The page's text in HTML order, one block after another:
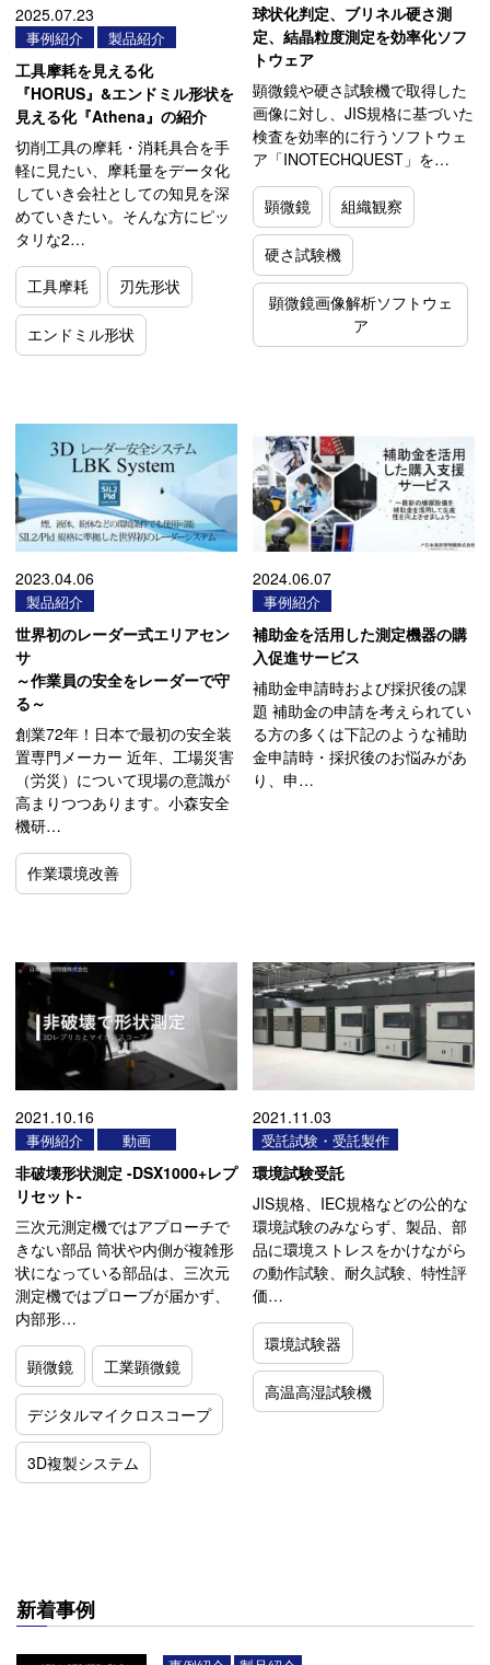
2025.07.23
事例紹介 製品紹介
工具摩耗を見える化
『HORUS』&エンドミル形状を
見える化『Athena』の紹介
切削工具の摩耗・消耗具合を手
軽に見たい、摩耗量をデータ化
していき会社としての知見を深
めていきたい。そんな方にピッ
タリな2…
工具摩耗 刃先形状
エンドミル形状
球状化判定、ブリネル硬さ測
定、結晶粒度測定を効率化ソフ
トウェア
顕微鏡や硬さ試験機で取得した
画像に対し、JIS規格に基づいた
検査を効率的に行うソフトウェ
ア「INOTECHQUEST」を…
顕微鏡 組織観察
硬さ試験機
顕微鏡画像解析ソフトウェ
ア
2023.04.06
製品紹介
世界初のレーダー式エリアセン
サ
～作業員の安全をレーダーで守
る～
創業72年！日本で最初の安全装
置専門メーカー 近年、工場災害
（労災）について現場の意識が
高まりつつあります。小森安全
機研…
作業環境改善
2024.06.07
事例紹介
補助金を活用した測定機器の購
入促進サービス
補助金申請時および採択後の課
題 補助金の申請を考えられてい
る方の多くは下記のような補助
金申請時・採択後のお悩みがあ
り、申…
2021.10.16
事例紹介 動画
非破壊形状測定 -DSX1000+レプ
リセット-
三次元測定機ではアプローチで
きない部品 筒状や内側が複雑形
状になっている部品は、三次元
測定機ではプローブが届かず、
内部形…
顕微鏡 工業顕微鏡
デジタルマイクロスコープ
3D複製システム
2021.11.03
受託試験・受託製作
環境試験受託
JIS規格、IEC規格などの公的な
環境試験のみならず、製品、部
品に環境ストレスをかけながら
の動作試験、耐久試験、特性評
価…
環境試験器
高温高湿試験機
新着事例